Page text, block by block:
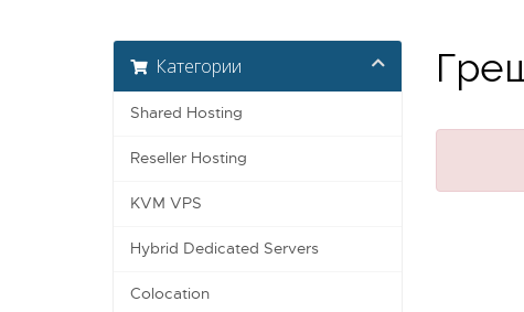
Категории
Shared Hosting
Reseller Hosting
KVM VPS
Hybrid Dedicated Servers
Colocation